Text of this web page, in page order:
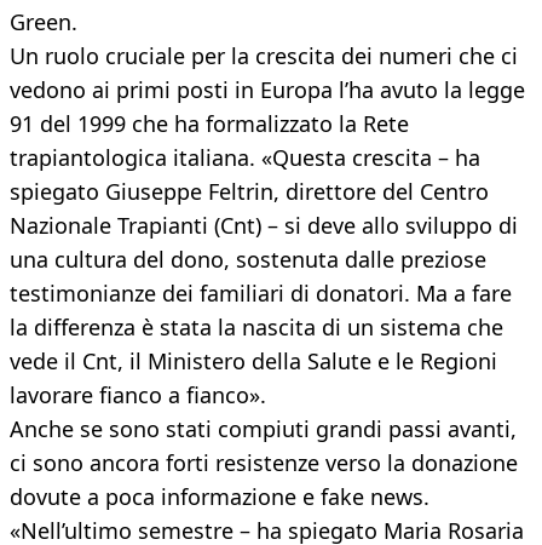
Green.
Un ruolo cruciale per la crescita dei numeri che ci
vedono ai primi posti in Europa l’ha avuto la legge
91 del 1999 che ha formalizzato la Rete
trapiantologica italiana. «Questa crescita – ha
spiegato Giuseppe Feltrin, direttore del Centro
Nazionale Trapianti (Cnt) – si deve allo sviluppo di
una cultura del dono, sostenuta dalle preziose
testimonianze dei familiari di donatori. Ma a fare
la differenza è stata la nascita di un sistema che
vede il Cnt, il Ministero della Salute e le Regioni
lavorare fianco a fianco».
Anche se sono stati compiuti grandi passi avanti,
ci sono ancora forti resistenze verso la donazione
dovute a poca informazione e fake news.
«Nell’ultimo semestre – ha spiegato Maria Rosaria